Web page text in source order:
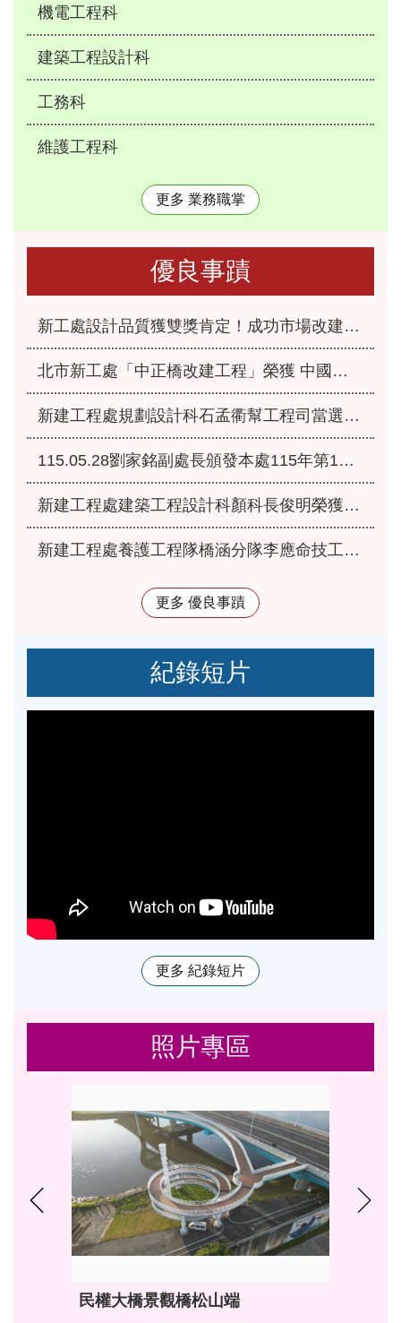
機電工程科
建築工程設計科
工務科
維護工程科
更多 業務職掌
優良事蹟
新工處設計品質獲雙獎肯定！成功市場改建、永福之家重建榮獲「2026國家卓越建設獎」
北市新工處「中正橋改建工程」榮獲 中國工程師學會115年「工程優良獎」肯定
新建工程處規劃設計科石孟衢幫工程司當選本府115年優良爸媽員工
115.05.28劉家銘副處長頒發本處115年第1季服務績優人員
新建工程處建築工程設計科顏科長俊明榮獲本府115年模範公務人員
新建工程處養護工程隊橋涵分隊李應命技工獲選本府115年優秀工友
更多 優良事蹟
紀錄短片
更多 紀錄短片
照片專區
民權大橋景觀橋松山端